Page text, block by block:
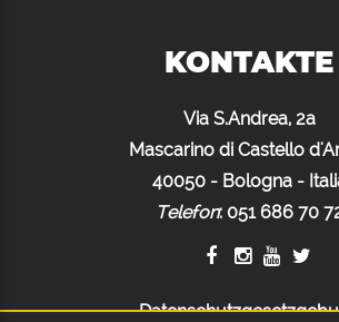
KONTAKTE
Via S.Andrea, 2a
Mascarino di Castello
40050 - Bologna -
Telefon: 051 686 70